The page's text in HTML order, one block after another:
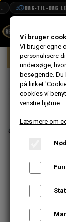
DAG-TIL-DAG
BOOK TID
PROJEKTER
TEKNISK
Forside
Vi bruger
Vi bruger egne
personalisere
undersøge,
besøgende.
på linket
cookies vi
venstre hjørne.
Læs mere om